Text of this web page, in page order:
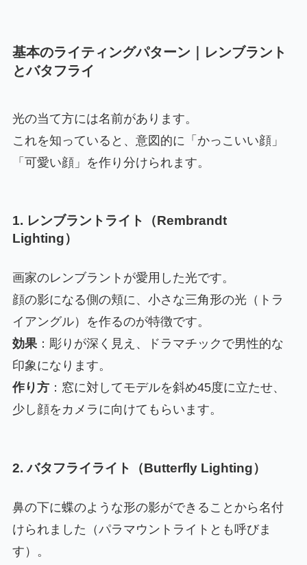
基本のライティングパターン｜レンブラント
とバタフライ
光の当て方には名前があります。
これを知っていると、意図的に「かっこいい顔」
「可愛い顔」を作り分けられます。
1. レンブラントライト（Rembrandt
Lighting）
画家のレンブラントが愛用した光です。
顔の影になる側の頬に、小さな三角形の光（トラ
イアングル）を作るのが特徴です。
効果：彫りが深く見え、ドラマチックで男性的な
印象になります。
作り方：窓に対してモデルを斜め45度に立たせ、
少し顔をカメラに向けてもらいます。
2. バタフライライト（Butterfly Lighting）
鼻の下に蝶のような形の影ができることから名付
けられました（パラマウントライトとも呼びま
す）。